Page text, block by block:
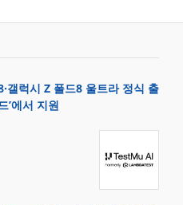
갤럭시 Z 폴드8 울트라 정식 출
’에서 지원